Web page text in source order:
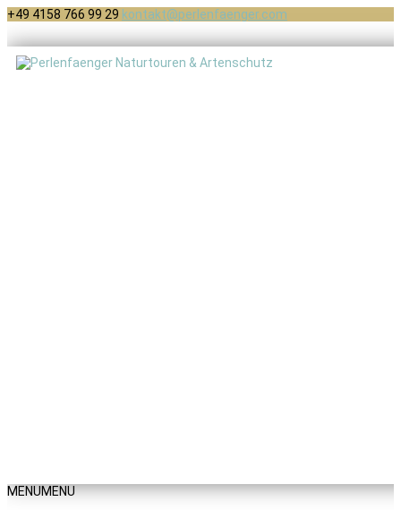
+49 4158 766 99 29 kontakt@perlenfaenger.com
MENUMENU